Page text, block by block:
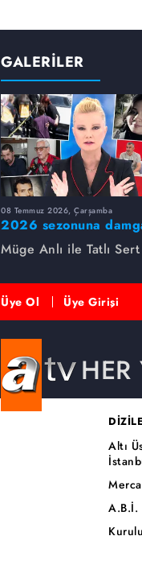
GALERİLER
08 Temmuz 2026, Çarşamba
2026 sezonuna
vuran 5 Müge Anlı
dosyası...
Müge Anlı ile Tatlı Sert
Üye Ol Üye Girişi
HER
Altı
A.B.İ.